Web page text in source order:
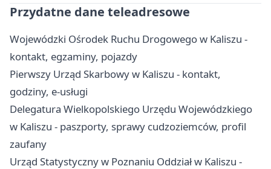
Przydatne dane teleadresowe
Wojewódzki Ośrodek Ruchu Drogowego w Kaliszu -
kontakt, egzaminy, pojazdy
Pierwszy Urząd Skarbowy w Kaliszu - kontakt,
godziny, e-usługi
Delegatura Wielkopolskiego Urzędu Wojewódzkiego
w Kaliszu - paszporty, sprawy cudzoziemców, profil
zaufany
Urząd Statystyczny w Poznaniu Oddział w Kaliszu -